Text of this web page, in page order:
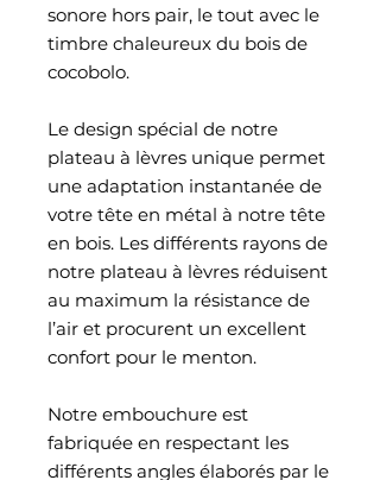
sonore hors pair, le tout avec le
timbre chaleureux du bois de
cocobolo.
Le design spécial de notre
plateau à lèvres unique permet
une adaptation instantanée de
votre tête en métal à notre tête
en bois. Les différents rayons de
notre plateau à lèvres réduisent
au maximum la résistance de
l’air et procurent un excellent
confort pour le menton.
Notre embouchure est
fabriquée en respectant les
différents angles élaborés par le